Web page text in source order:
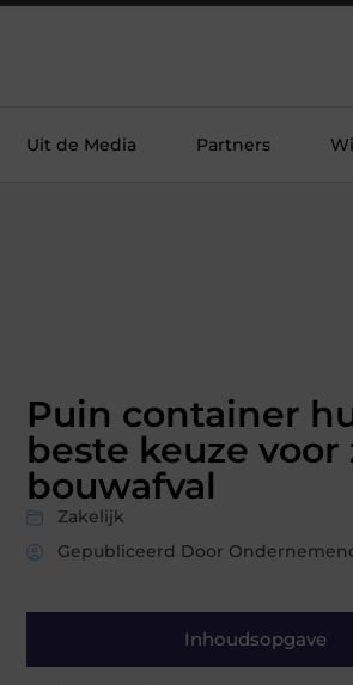
Uit de Media Partners
Puin container
beste keuze voor
bouwafval
Zakelijk
Gepubliceerd Door
Inhoudsopgave